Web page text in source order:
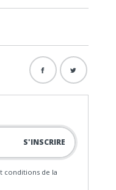
conditions de la